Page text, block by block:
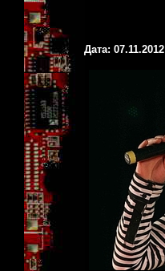
Дата: 07.11.2012